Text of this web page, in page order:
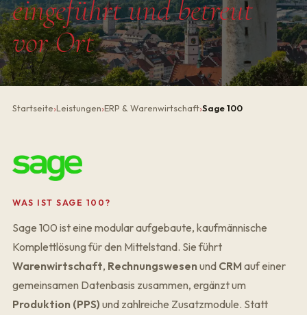
eingeführt und betreut
vor Ort
Startseite Leistungen ERP & Warenwirtschaft Sage 100
WAS IST SAGE 100?
Sage 100 ist eine modular aufgebaute, kaufmännische
Komplettlösung für den Mittelstand. Sie führt
Warenwirtschaft, Rechnungswesen und CRM auf einer
gemeinsamen Datenbasis zusammen, ergänzt um
Produktion (PPS) und zahlreiche Zusatzmodule. Statt